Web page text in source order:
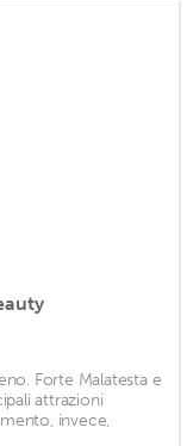
Forte Malatesta e
attrazioni
invece,